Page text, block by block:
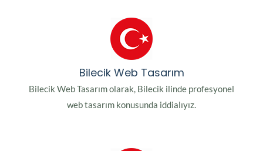
Bilecik Web Tasarım
Bilecik Web Tasarım olarak, Bilecik ilinde profesyonel
web tasarım konusunda iddialıyız.